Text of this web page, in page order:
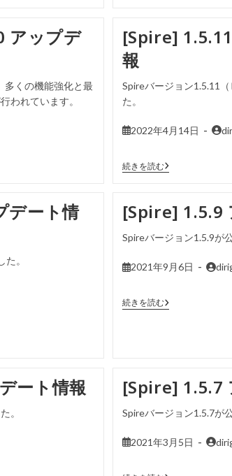
アップデ
多くの機能強化と最
われています。
[Spire]
報
Spireバージョン1.5.11
た。
2022年4月14日
続きを読む
デート情
。
[Spire] 1.5.9
Spireバージョン1.5.9が
2021年9月6日
続きを読む
ート情報
。
[Spire] 1.5.7
Spireバージョン1.5.7が
2021年3月5日